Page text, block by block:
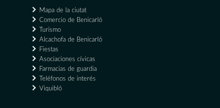
Mapa de la ciutat
Comercio de Benicarló
Turismo
Alcachofa de Benicarló
Fiestas
Asociaciones cívicas
Farmacias de guardia
Teléfonos de interés
Viquibló